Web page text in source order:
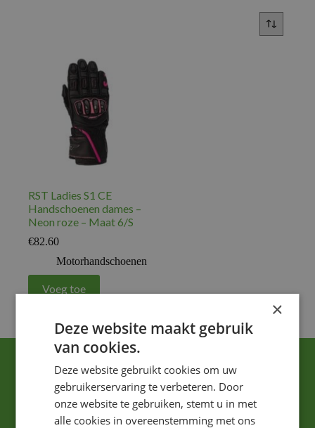
RST Ladies S1 CE
Handschoenen dames –
Neon roze – Maat 6/S
€82.60
Motorhandschoenen
Voeg toe
×
Deze website maakt gebruik
van cookies.
Deze website gebruikt cookies om uw
gebruikerservaring te verbeteren. Door
onze website te gebruiken, stemt u in met
alle cookies in overeenstemming met ons